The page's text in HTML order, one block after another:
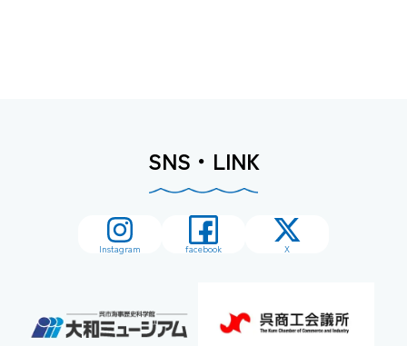
SNS・LINK
Instagram facebook X